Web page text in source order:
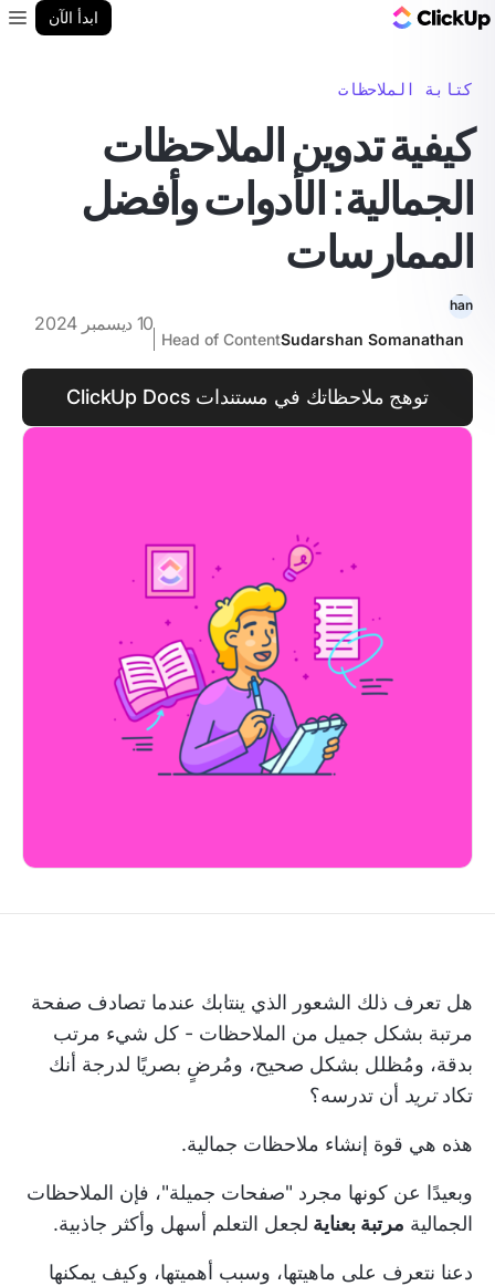
ابدأ الآن
كتابة الملاحظات
كيفية تدوين الملاحظات
الجمالية: الأدوات وأفضل
الممارسات
Sudarshan Somanathan
Head of Content
10 ديسمبر 2024
توهج ملاحظاتك في مستندات ClickUp Docs
هل تعرف ذلك الشعور الذي ينتابك عندما تصادف صفحة
مرتبة بشكل جميل من الملاحظات - كل شيء مرتب
بدقة، ومُظلل بشكل صحيح، ومُرضٍ بصريًا لدرجة أنك
تكادتريد أن تدرسه؟
هذه هي قوة إنشاء ملاحظات جمالية.
وبعيدًا عن كونها مجرد "صفحات جميلة"، فإن الملاحظات
الجمالية مرتبة بعناية لجعل التعلم أسهل وأكثر جاذبية.
دعنا نتعرف على ماهيتها، وسبب أهميتها، وكيف يمكنها